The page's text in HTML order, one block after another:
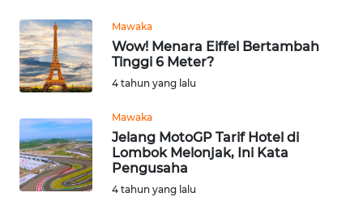
Mawaka
Wow! Menara Eiffel Bertambah
Tinggi 6 Meter?
4 tahun yang lalu
Mawaka
Jelang MotoGP Tarif Hotel di
Lombok Melonjak, Ini Kata
Pengusaha
4 tahun yang lalu
WN
NUSANTARA
JOGJA
WN
JATIM